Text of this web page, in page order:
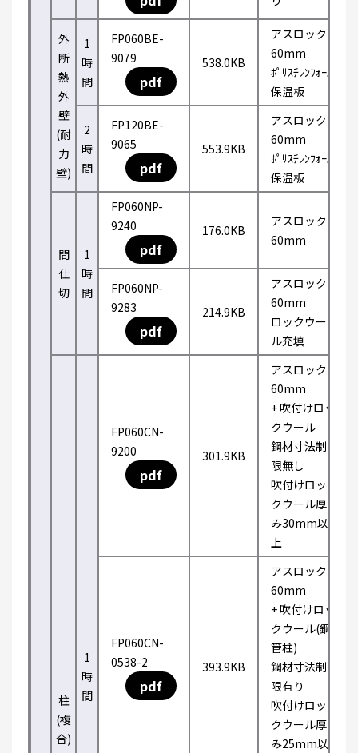
外
断
熱
外
壁
(耐
力
壁)
1
時
間
FP060BE-
9079
pdf
538.0KB
アスロック
60mm
ﾎﾟﾘｽﾁﾚﾝﾌｫｰﾑ
保温板
2
時
間
FP120BE-
9065
pdf
553.9KB
アスロック
60mm
ﾎﾟﾘｽﾁﾚﾝﾌｫｰﾑ
保温板
間
仕
切
1
時
間
FP060NP-
9240
pdf
176.0KB
アスロック
60mm
FP060NP-
9283
pdf
214.9KB
アスロック
60mm
ロックウー
ル充填
柱
(複
合)
1
時
間
FP060CN-
9200
pdf
301.9KB
アスロック
60mm
+ 吹付けロッ
クウール
鋼材寸法制
限無し
吹付けロッ
クウール厚
み30mm以
上
FP060CN-
0538-2
pdf
393.9KB
アスロック
60mm
+ 吹付けロッ
クウール(鋼
管柱)
鋼材寸法制
限有り
吹付けロッ
クウール厚
み25mm以